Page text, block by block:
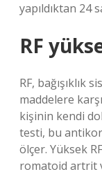
yapıldıktan 24
RF
RF, bağışıklık
maddelere
kişinin kendi
testi, bu
ölçer. Yüksek
romatoid artrit